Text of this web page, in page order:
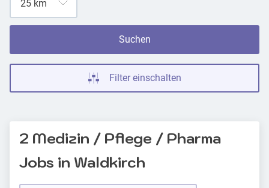
Suchen
Filter einschalten
2 Medizin / Pflege / Pharma
Jobs in Waldkirch